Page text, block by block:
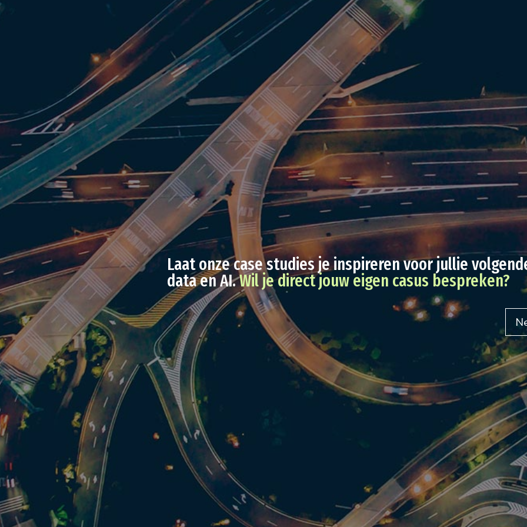
Laat onze case studies je inspireren voor jullie
data en AI.Wil je direct jouw eigen casus bespreken?